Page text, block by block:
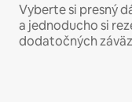
Vyberte si presný
a jednoducho si
dodatočných